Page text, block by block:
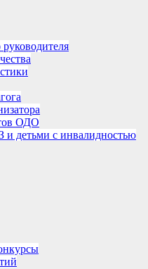
ОДО
и детьми с инвалидностью